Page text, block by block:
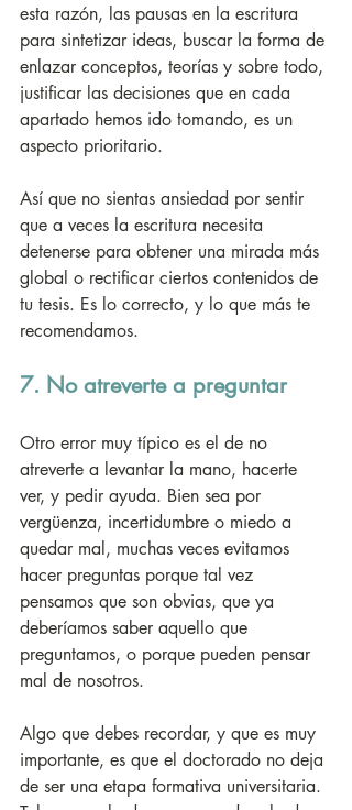
esta razón, las pausas en la escritura
para sintetizar ideas, buscar la forma de
enlazar conceptos, teorías y sobre todo,
justificar las decisiones que en cada
apartado hemos ido tomando, es un
aspecto prioritario.
Así que no sientas ansiedad por sentir
que a veces la escritura necesita
detenerse para obtener una mirada más
global o rectificar ciertos contenidos de
tu tesis. Es lo correcto, y lo que más te
recomendamos.
7. No atreverte a preguntar
Otro error muy típico es el de no
atreverte a levantar la mano, hacerte
ver, y pedir ayuda. Bien sea por
vergüenza, incertidumbre o miedo a
quedar mal, muchas veces evitamos
hacer preguntas porque tal vez
pensamos que son obvias, que ya
deberíamos saber aquello que
preguntamos, o porque pueden pensar
mal de nosotros.
Algo que debes recordar, y que es muy
importante, es que el doctorado no deja
de ser una etapa formativa universitaria.